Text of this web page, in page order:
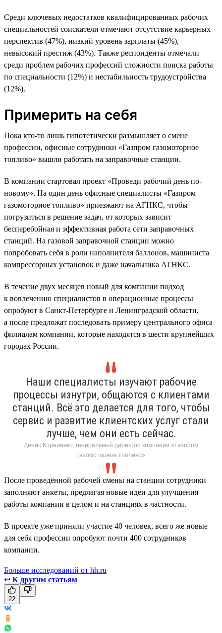
Среди ключевых недостатков квалифицированных рабочих
специальностей соискатели отмечают отсутствие карьерных
перспектив (47%), низкий уровень зарплаты (45%),
невысокий престиж (43%). Также респонденты отмечали
среди проблем рабочих профессий сложности поиска работы
по специальности (12%) и нестабильность трудоустройства
(12%).
Примерить на себя
Пока кто-то лишь гипотетически размышляет о смене
профессии, офисные сотрудники «Газпром газомоторное
топливо» вышли работать на заправочные станции.
В компании стартовал проект «Проведи рабочий день по-
новому». На один день офисные специалисты «Газпром
газомоторное топливо» приезжают на АГНКС, чтобы
погрузиться в решение задач, от которых зависит
бесперебойная и эффективная работа сети заправочных
станций. На газовой заправочной станции можно
попробовать себя в роли наполнителя баллонов, машиниста
компрессорных установок и даже начальника АГНКС.
В течение двух месяцев новый для компании подход
к вовлечению специалистов в операционные процессы
опробуют в Санкт-Петербурге и Ленинградской области,
а после предложат последовать примеру центрального офиса
филиалам компании, которые находятся в шести крупнейших
городах России.
Наши специалисты изучают рабочие
процессы изнутри, общаются с клиентами
станций. Всё это делается для того, чтобы
сервис и развитие клиентских услуг стали
лучше, чем они есть сейчас.
Денис Корниенко, генеральный директор компании «Газпром
газомоторное топливо»
После проведённой рабочей смены на станции сотрудники
заполняют анкеты, предлагая новые идеи для улучшения
работы компании в целом и на станциях в частности.
В проекте уже приняли участие 40 человек, всего же новые
для себя профессии опробуют почти 400 сотрудников
компании.
Больше исследований от hh.ru
↩ К другим статьям
22